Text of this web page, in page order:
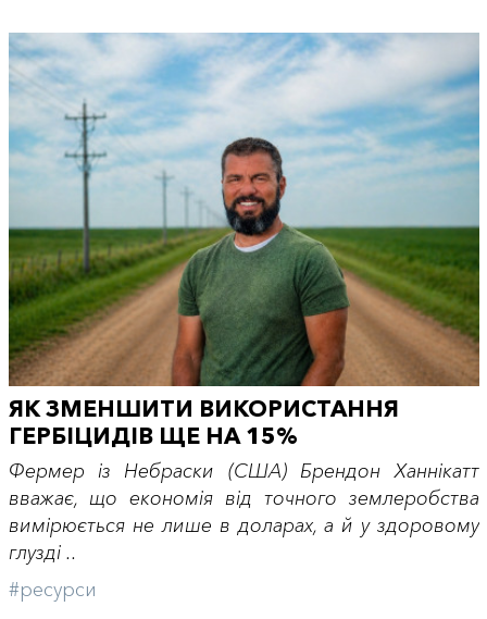
ЯК ЗМЕНШИТИ ВИКОРИСТАННЯ
ГЕРБІЦИДІВ ЩЕ НА 15%
Фермер із Небраски (США) Брендон Ханнікатт
вважає, що економія від точного землеробства
вимірюється не лише в доларах, а й у здоровому
глузді ..
#ресурси